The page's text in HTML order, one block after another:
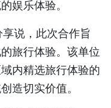
娱乐体验。
说，此次合作旨
旅行体验。该单位
内精选旅行体验的
造切实价值。